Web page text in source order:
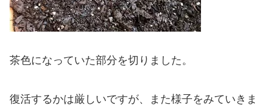
茶色になっていた部分を切りました。
復活するかは厳しいですが、また様子をみていきま